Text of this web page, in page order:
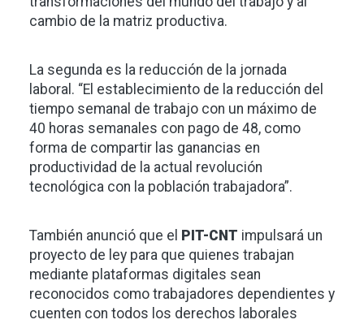
cambio de la matriz productiva.
La segunda es la reducción de la jornada
laboral. “El establecimiento de la reducción del
tiempo semanal de trabajo con un máximo de
40 horas semanales con pago de 48, como
forma de compartir las ganancias en
productividad de la actual revolución
tecnológica con la población trabajadora”.
También anunció que el PIT-CNT impulsará un
proyecto de ley para que quienes trabajan
mediante plataformas digitales sean
reconocidos como trabajadores dependientes y
cuenten con todos los derechos laborales